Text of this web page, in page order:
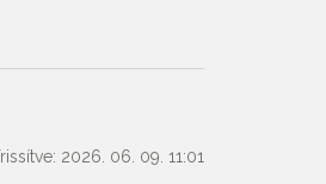
2026. 06. 09. 11:01